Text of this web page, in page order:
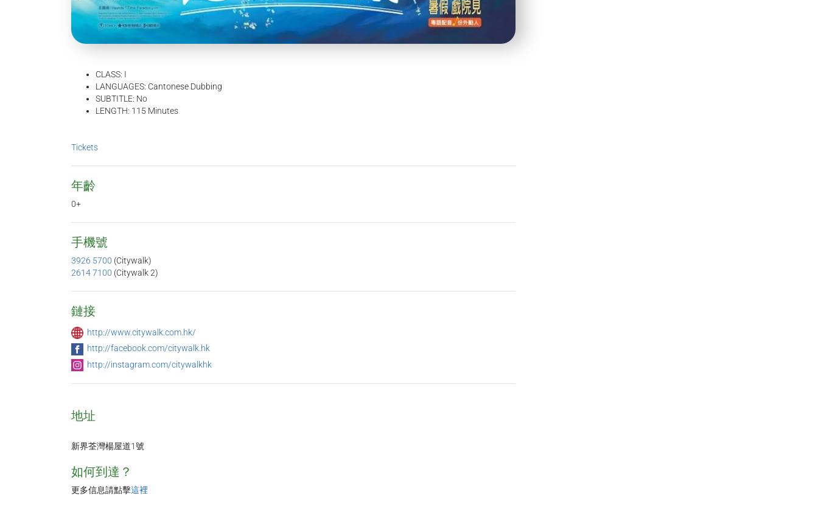
CLASS: I
LANGUAGES: Cantonese Dubbing
SUBTITLE: No
LENGTH: 115 Minutes
Tickets
年齡
0+
手機號
3926 5700 (Citywalk)
2614 7100 (Citywalk 2)
鏈接
http://www.citywalk.com.hk/
http://facebook.com/citywalk.hk
http://instagram.com/citywalkhk
地址
新界荃灣楊屋道1號
如何到達？
更多信息請點擊這裡